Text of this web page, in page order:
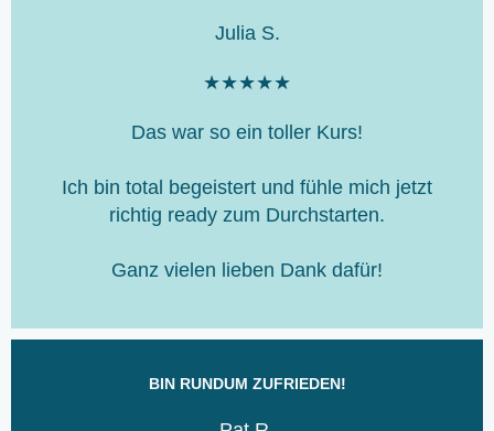
5
Julia S.
★★★★★
w
r
t
t
i
5
Das war so ein toller Kurs!
Ich bin total begeistert und fühle mich jetzt
richtig ready zum Durchstarten.
Ganz vielen lieben Dank dafür!
BIN RUNDUM ZUFRIEDEN!